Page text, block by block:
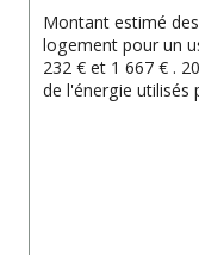
Montant estimé
logement pour un
232 € et 1 667 € .
de l'énergie utilisés